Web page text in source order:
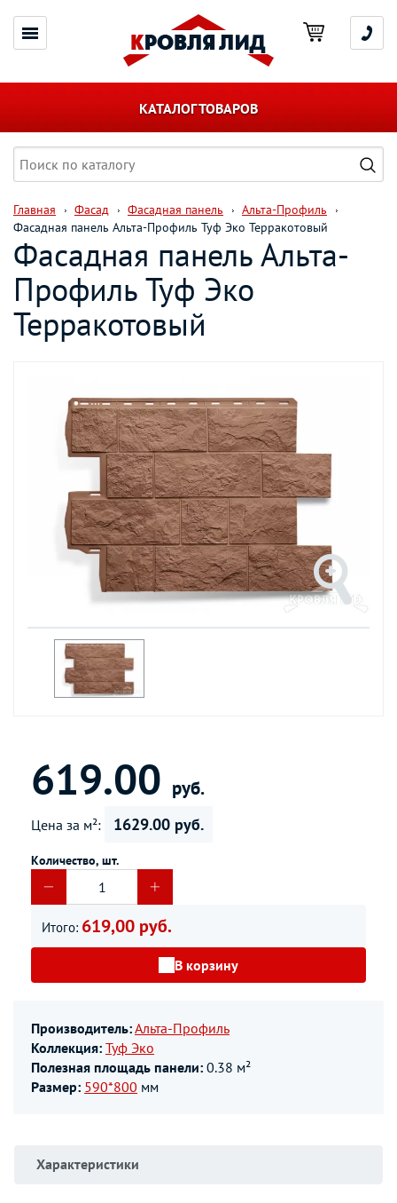
КАТАЛОГ ТОВАРОВ
Главная Фасад Фасадная панель
Альта-Профиль
Фасадная панель Альта-Профиль Туф Эко Терракотовый
Фасадная панель Альта-
Профиль Туф Эко
Терракотовый
619.00 руб.
Цена за м²: 1629.00 руб.
Количество, шт.
Итого: 619,00 руб.
В корзину
Производитель:Альта-Профиль
Коллекция: Туф Эко
Полезная площадь панели: 0.38 м²
Размер: 590*800 мм
Характеристики